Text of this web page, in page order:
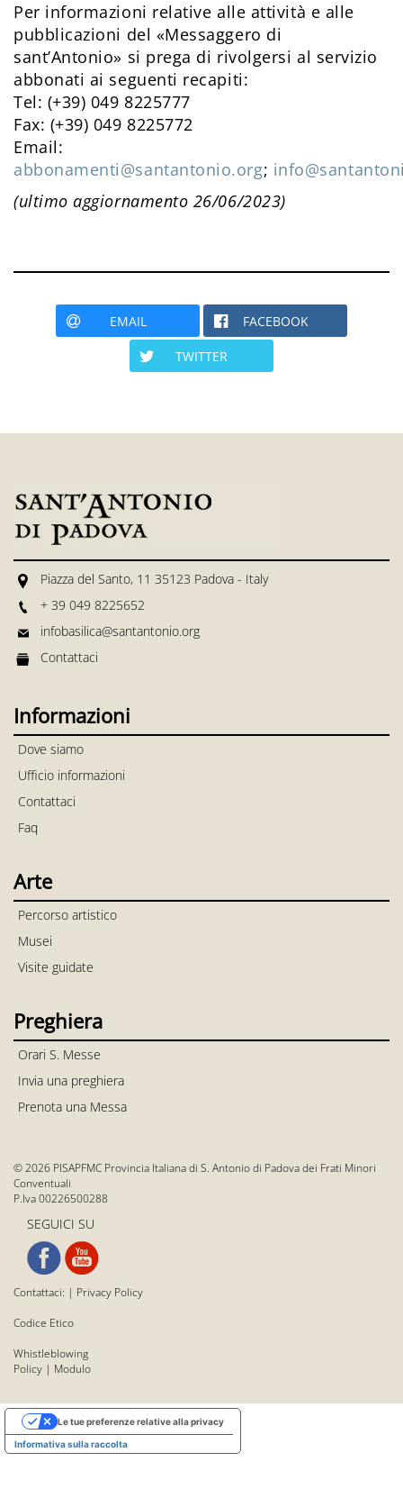
Per informazioni relative alle attività e alle
pubblicazioni del «Messaggero di
sant’Antonio» si prega di rivolgersi al servizio
abbonati ai seguenti recapiti:
Tel: (+39) 049 8225777
Fax: (+39) 049 8225772
Email:
abbonamenti@santantonio.org;
(ultimo aggiornamento 26/06/2023)
EMAIL FACEBOOK
TWITTER
Piazza del Santo, 11 35123 Padova - Italy
+ 39 049 8225652
infobasilica@santantonio.org
Contattaci
Informazioni
Dove siamo
Ufficio informazioni
Contattaci
Faq
Arte
Percorso artistico
Musei
Visite guidate
Preghiera
Orari S. Messe
Invia una preghiera
Prenota una Messa
© 2026 PISAPFMC Provincia Italiana di S. Antonio di Padova dei Frati Minori
Conventuali
P.Iva 00226500288
SEGUICI SU
Contattaci: | Privacy Policy
Codice Etico
Whistleblowing
Policy | Modulo
Informativa sulla raccolta
Le tue preferenze relative alla privacy